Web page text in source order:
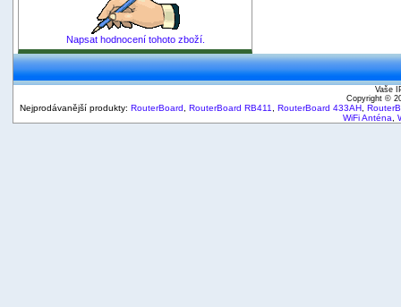
Napsat hodnocení tohoto zboží.
Vaše
Copyright ©
Nejprodávanější produkty: RouterBoard RouterBoard RB411 RouterBoard 433AH
WiFi Anténa